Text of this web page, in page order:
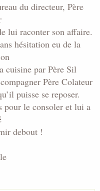
du directeur, Père
lui raconter son affaire.
hésitation eu de la
cuisine par Père Sil
Père Colateur
puisse se reposer.
pour le consoler et lui a
debout !